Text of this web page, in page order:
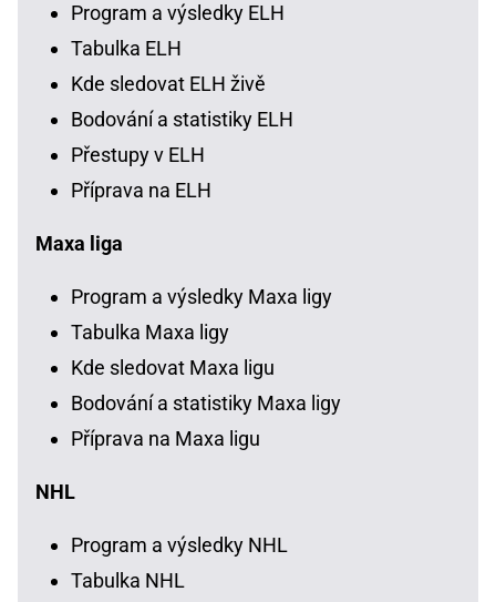
Program a výsledky ELH
Tabulka ELH
Kde sledovat ELH živě
Bodování a statistiky ELH
Přestupy v ELH
Příprava na ELH
Maxa liga
Program a výsledky Maxa ligy
Tabulka Maxa ligy
Kde sledovat Maxa ligu
Bodování a statistiky Maxa ligy
Příprava na Maxa ligu
NHL
Program a výsledky NHL
Tabulka NHL